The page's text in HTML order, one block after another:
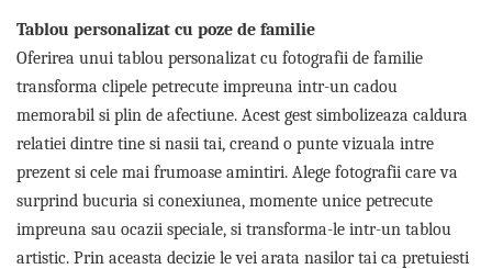
Cadouri craciun copii
Colectia Disney
Sticlă pentru apa Personalizată
Sepci personalizate
Seturi cadou pentru copii KID's Collection
Lenjerii de pat pentru copii
Cadouri Cuplu
Fashion
Tablou personalizat cu poze de familie
Oferirea unui tablou personalizat cu fotografii de familie
transforma clipele petrecute impreuna intr-un cadou
memorabil si plin de afectiune. Acest gest simbolizeaza caldura
relatiei dintre tine si nasii tai, creand o punte vizuala intre
prezent si cele mai frumoase amintiri. Alege fotografii care va
surprind bucuria si conexiunea, momente unice petrecute
impreuna sau ocazii speciale, si transforma-le intr-un tablou
artistic. Prin aceasta decizie le vei arata nasilor tai ca pretuiesti